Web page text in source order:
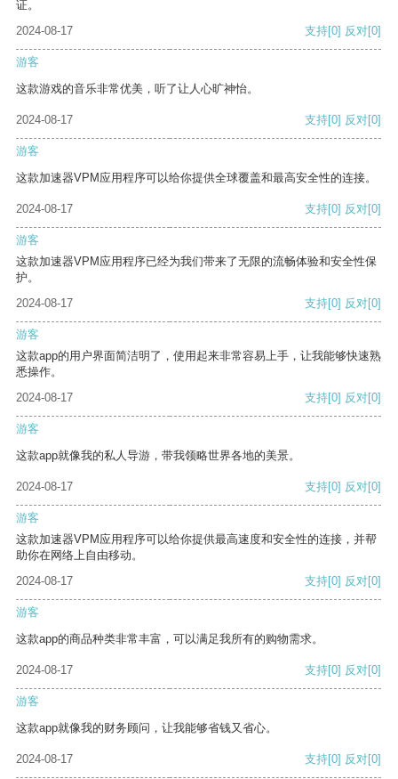
证。
2024-08-17
支持[0] 反对[0]
游客
这款游戏的音乐非常优美，听了让人心旷神怡。
2024-08-17 支持[0] 反对[0]
游客
这款加速器VPM应用程序可以给你提供全球覆盖和最高安全性的连接。
2024-08-17 支持[0] 反对[0]
游客
这款加速器VPM应用程序已经为我们带来了无限的流畅体验和安全性保
护。
2024-08-17
支持[0] 反对[0]
游客
这款app的用户界面简洁明了，使用起来非常容易上手，让我能够快速熟
悉操作。
2024-08-17
支持[0] 反对[0]
游客
这款app就像我的私人导游，带我领略世界各地的美景。
2024-08-17 支持[0] 反对[0]
游客
这款加速器VPM应用程序可以给你提供最高速度和安全性的连接，并帮
助你在网络上自由移动。
2024-08-17
支持[0] 反对[0]
游客
这款app的商品种类非常丰富，可以满足我所有的购物需求。
2024-08-17 支持[0] 反对[0]
游客
这款app就像我的财务顾问，让我能够省钱又省心。
2024-08-17 支持[0] 反对[0]